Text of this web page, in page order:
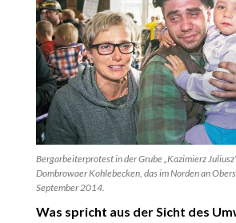
Bergarbeiterprotest in der Grube „Kazimierz
Dombrowaer Kohlebecken, das im Norden an
September 2014.
Was spricht aus der Sicht des